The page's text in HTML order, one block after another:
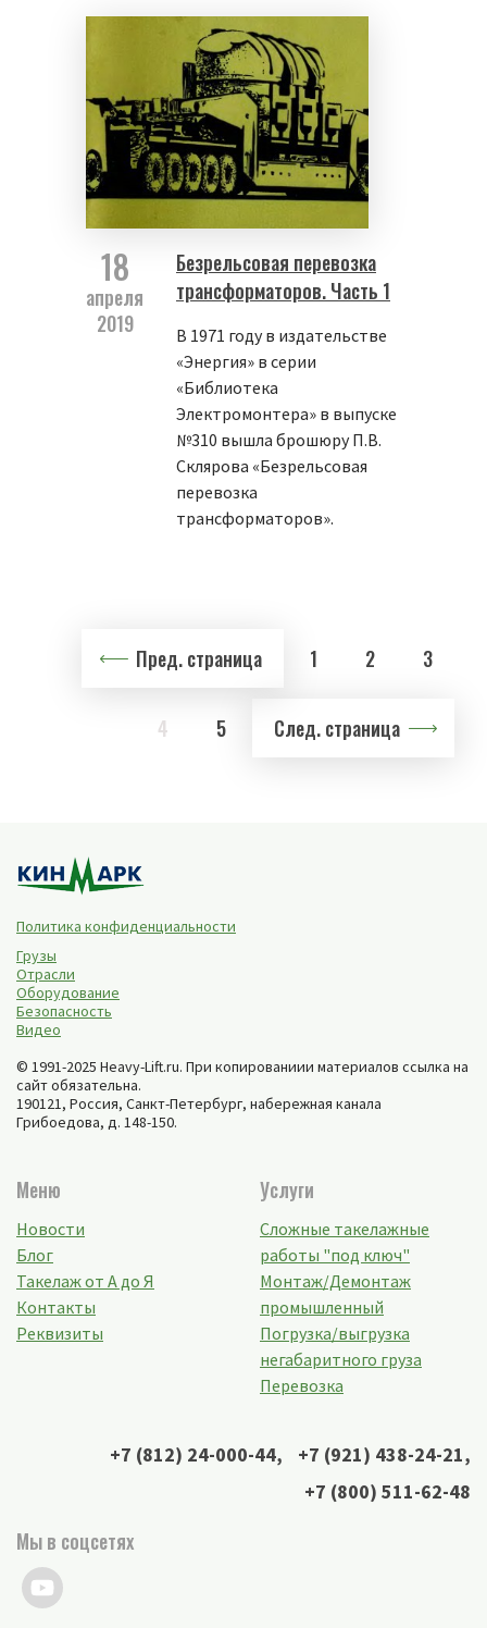
18
апреля
2019
Безрельсовая перевозка
трансформаторов. Часть 1
В 1971 году в издательстве
«Энергия» в серии
«Библиотека
Электромонтера» в выпуске
№310 вышла брошюру П.В.
Склярова «Безрельсовая
перевозка
трансформаторов».
Пред. страница 1 2 3
4 5 След. страница
Политика конфиденциальности
Грузы
Отрасли
Оборудование
Безопасность
Видео
© 1991-2025 Heavy-Lift.ru. При копированиии материалов ссылка на
сайт обязательна.
190121, Россия, Санкт-Петербург, набережная канала
Грибоедова, д. 148-150.
Меню
Новости
Блог
Такелаж от А до Я
Контакты
Реквизиты
Услуги
Сложные такелажные
работы "под ключ"
Монтаж/Демонтаж
промышленный
Погрузка/выгрузка
негабаритного груза
Перевозка
+7 (812) 24-000-44, +7 (921) 438-24-21,
+7 (800) 511-62-48
Мы в соцсетях